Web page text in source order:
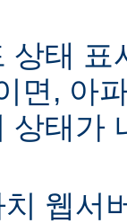
상태 표
면, 아
상태가
웹서